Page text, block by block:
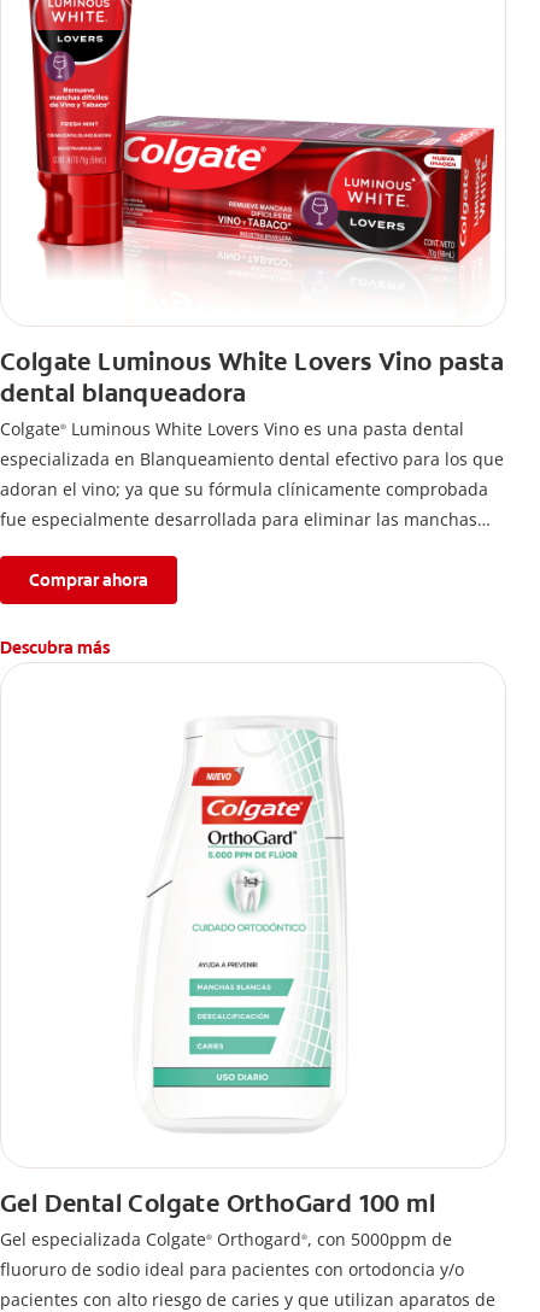
Colgate Luminous White Lovers Vino pasta
dental blanqueadora
Colgate® Luminous White Lovers Vino es una pasta dental
especializada en Blanqueamiento dental efectivo para los que
adoran el vino; ya que su fórmula clínicamente comprobada
fue especialmente desarrollada para eliminar las manchas
proporcionando dientes más blancos sin renunciar a lo que
más te gusta.
Comprar ahora
Descubra más
Gel Dental Colgate OrthoGard 100 ml
Gel especializada Colgate® Orthogard®, con 5000ppm de
fluoruro de sodio ideal para pacientes con ortodoncia y/o
pacientes con alto riesgo de caries y que utilizan aparatos de